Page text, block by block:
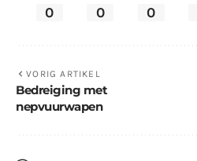
0 0 0
VORIG ARTIKEL
Bedreiging met
nepvuurwapen